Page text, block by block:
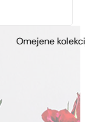
kolekcije